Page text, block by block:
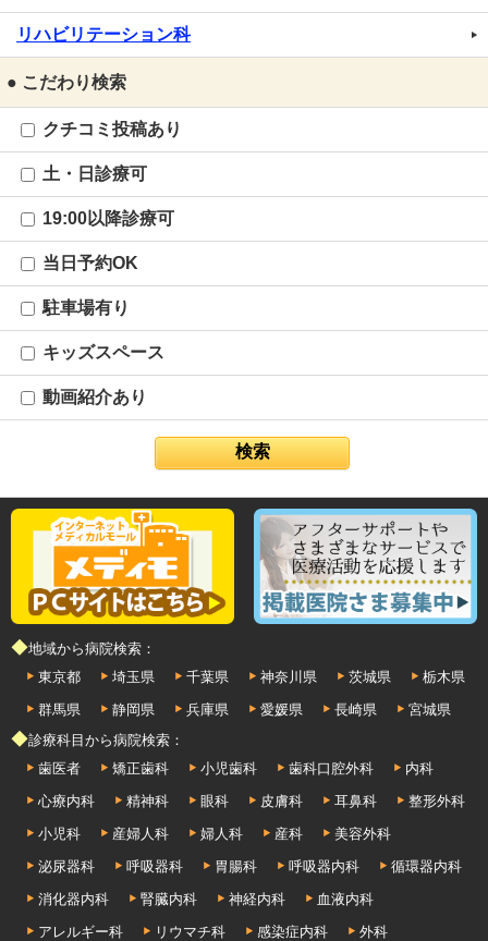
リハビリテーション科
● こだわり検索
クチコミ投稿あり
土・日診療可
19:00以降診療可
当日予約OK
駐車場有り
キッズスペース
動画紹介あり
◆地域から病院検索：
東京都
埼玉県 千葉県 神奈川県 茨城県
栃木県
群馬県
静岡県 兵庫県 愛媛県 長崎県
宮城県
◆診療科目から病院検索：
歯医者
矯正歯科 小児歯科 歯科口腔外科
内科
心療内科
精神科 眼科 皮膚科 耳鼻科
整形外科
小児科
産婦人科 婦人科 産科
美容外科
泌尿器科
呼吸器科 胃腸科 呼吸器内科
循環器内科
消化器内科
腎臓内科 神経内科
血液内科
アレルギー科
リウマチ科 感染症内科 外科